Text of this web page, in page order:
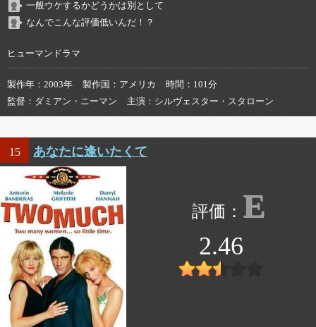
一般ウケするかどうかは別として
なんでこんな評価低いんだ！？
ヒューマンドラマ
製作年 2003年 製作国 アメリカ 時間
101分
監督
ダミアン・ニーマン 主演 シルヴェスター・スタローン
15 あなたに逢いたくて
E
2.46